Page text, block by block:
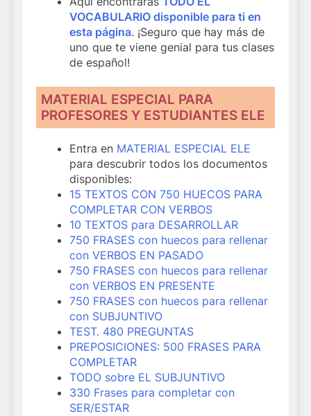
VOCABULARIO disponible para ti en
esta página. ¡Seguro que hay más de
uno que te viene genial para tus clases
de español!
MATERIAL ESPECIAL PARA
PROFESORES Y ESTUDIANTES ELE
Entra en MATERIAL ESPECIAL ELE
para descubrir todos los documentos
disponibles:
15 TEXTOS CON 750 HUECOS PARA
COMPLETAR CON VERBOS
10 TEXTOS para DESARROLLAR
750 FRASES con huecos para rellenar
con VERBOS EN PASADO
750 FRASES con huecos para rellenar
con VERBOS EN PRESENTE
750 FRASES con huecos para rellenar
con SUBJUNTIVO
TEST. 480 PREGUNTAS
PREPOSICIONES: 500 FRASES PARA
COMPLETAR
TODO sobre EL SUBJUNTIVO
330 Frases para completar con
SER/ESTAR